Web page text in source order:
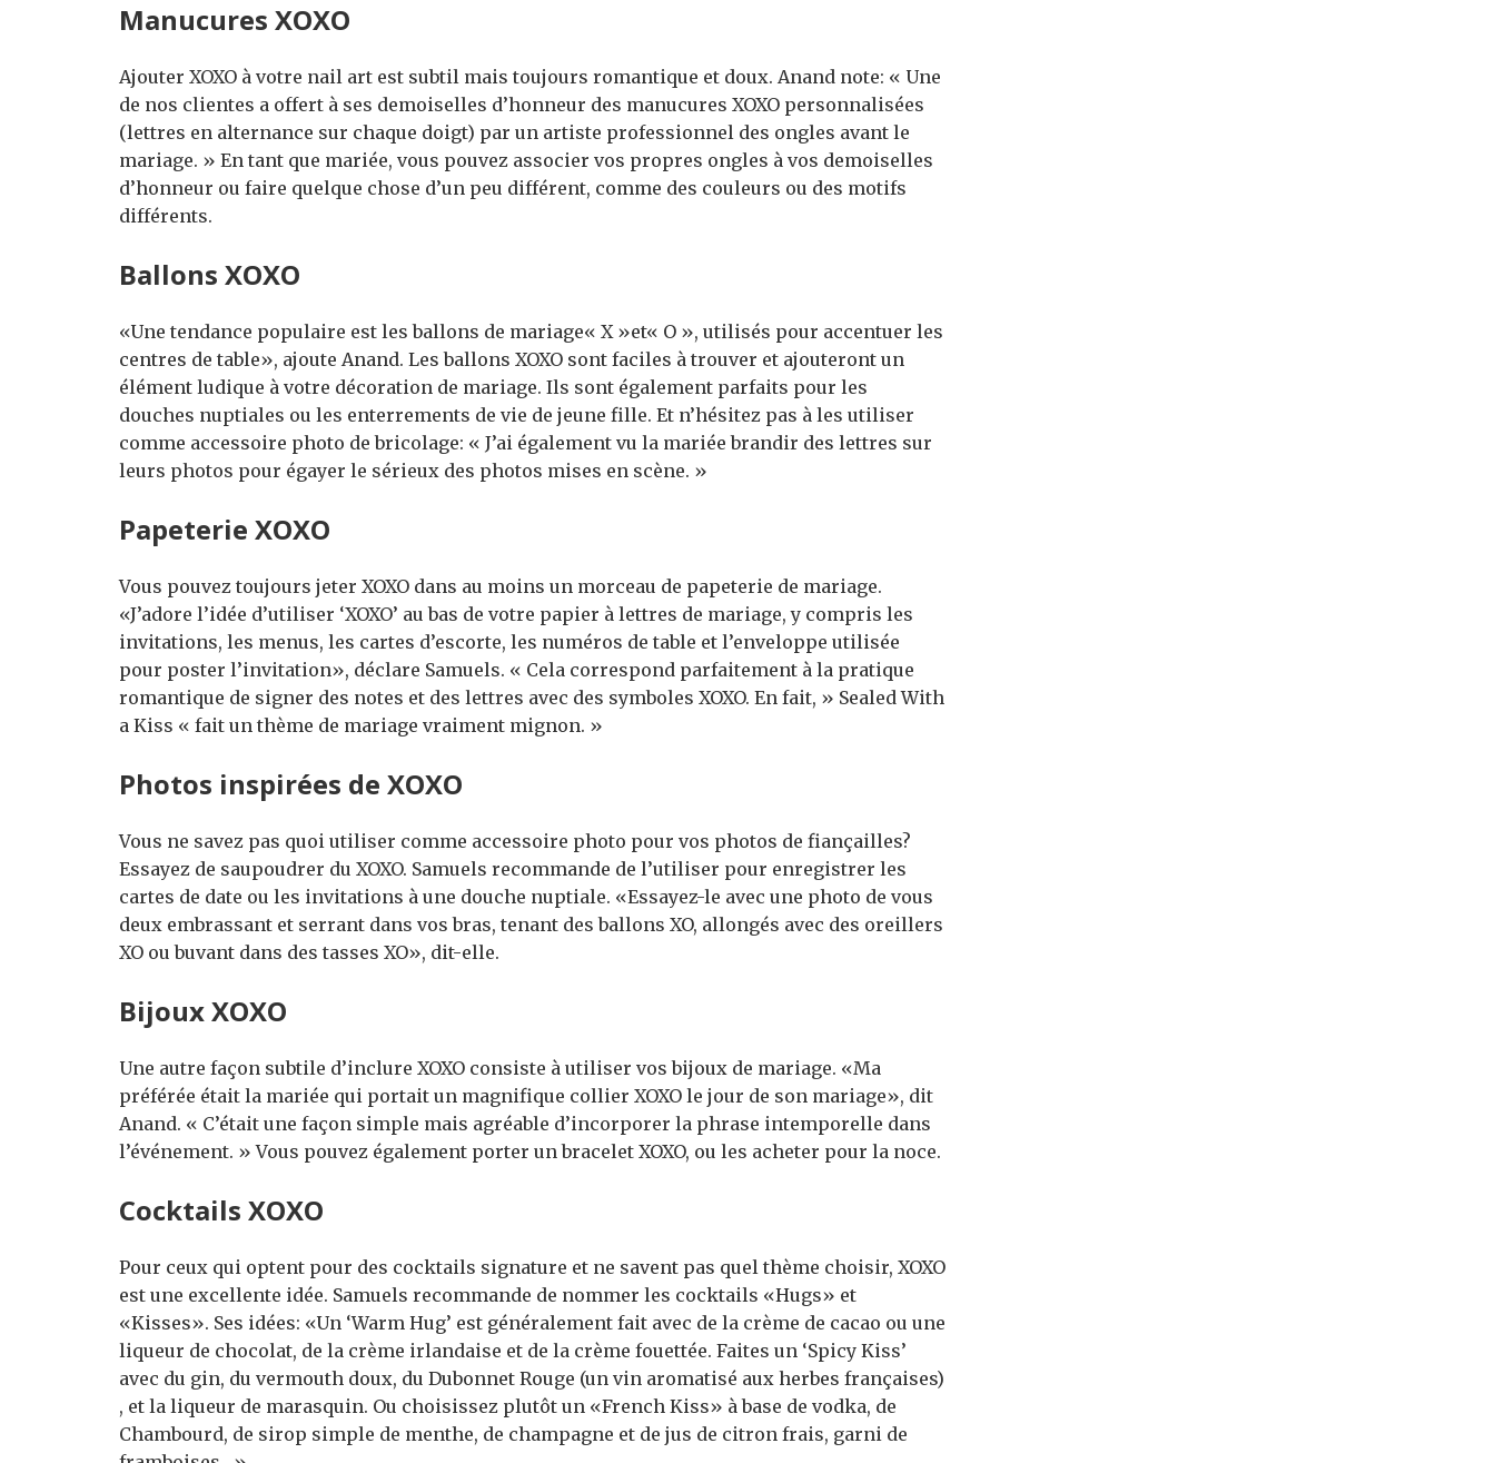
Manucures XOXO
Ajouter XOXO à votre nail art est subtil mais toujours romantique et doux. Anand note: « Une
de nos clientes a offert à ses demoiselles d’honneur des manucures XOXO personnalisées
(lettres en alternance sur chaque doigt) par un artiste professionnel des ongles avant le
mariage. » En tant que mariée, vous pouvez associer vos propres ongles à vos demoiselles
d’honneur ou faire quelque chose d’un peu différent, comme des couleurs ou des motifs
différents.
Ballons XOXO
«Une tendance populaire est les ballons de mariage« X »et« O », utilisés pour accentuer les
centres de table», ajoute Anand. Les ballons XOXO sont faciles à trouver et ajouteront un
élément ludique à votre décoration de mariage. Ils sont également parfaits pour les
douches nuptiales ou les enterrements de vie de jeune fille. Et n’hésitez pas à les utiliser
comme accessoire photo de bricolage: « J’ai également vu la mariée brandir des lettres sur
leurs photos pour égayer le sérieux des photos mises en scène. »
Papeterie XOXO
Vous pouvez toujours jeter XOXO dans au moins un morceau de papeterie de mariage.
«J’adore l’idée d’utiliser ‘XOXO’ au bas de votre papier à lettres de mariage, y compris les
invitations, les menus, les cartes d’escorte, les numéros de table et l’enveloppe utilisée
pour poster l’invitation», déclare Samuels. « Cela correspond parfaitement à la pratique
romantique de signer des notes et des lettres avec des symboles XOXO. En fait, » Sealed With
a Kiss « fait un thème de mariage vraiment mignon. »
Photos inspirées de XOXO
Vous ne savez pas quoi utiliser comme accessoire photo pour vos photos de fiançailles?
Essayez de saupoudrer du XOXO. Samuels recommande de l’utiliser pour enregistrer les
cartes de date ou les invitations à une douche nuptiale. «Essayez-le avec une photo de vous
deux embrassant et serrant dans vos bras, tenant des ballons XO, allongés avec des oreillers
XO ou buvant dans des tasses XO», dit-elle.
Bijoux XOXO
Une autre façon subtile d’inclure XOXO consiste à utiliser vos bijoux de mariage. «Ma
préférée était la mariée qui portait un magnifique collier XOXO le jour de son mariage», dit
Anand. « C’était une façon simple mais agréable d’incorporer la phrase intemporelle dans
l’événement. » Vous pouvez également porter un bracelet XOXO, ou les acheter pour la noce.
Cocktails XOXO
Pour ceux qui optent pour des cocktails signature et ne savent pas quel thème choisir, XOXO
est une excellente idée. Samuels recommande de nommer les cocktails «Hugs» et
«Kisses». Ses idées: «Un ‘Warm Hug’ est généralement fait avec de la crème de cacao ou une
liqueur de chocolat, de la crème irlandaise et de la crème fouettée. Faites un ‘Spicy Kiss’
avec du gin, du vermouth doux, du Dubonnet Rouge (un vin aromatisé aux herbes françaises)
, et la liqueur de marasquin. Ou choisissez plutôt un «French Kiss» à base de vodka, de
Chambourd, de sirop simple de menthe, de champagne et de jus de citron frais, garni de